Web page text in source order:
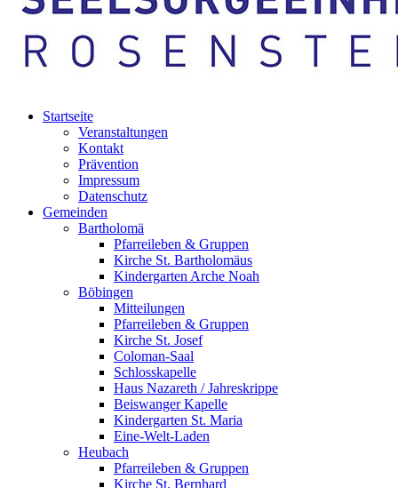
Startseite
Veranstaltungen
Kontakt
Prävention
Impressum
Datenschutz
Gemeinden
Bartholomä
Pfarreileben & Gruppen
Kirche St. Bartholomäus
Kindergarten Arche Noah
Böbingen
Mitteilungen
Pfarreileben & Gruppen
Kirche St. Josef
Coloman-Saal
Schlosskapelle
Haus Nazareth / Jahreskrippe
Beiswanger Kapelle
Kindergarten St. Maria
Eine-Welt-Laden
Heubach
Pfarreileben & Gruppen
Kirche St. Bernhard